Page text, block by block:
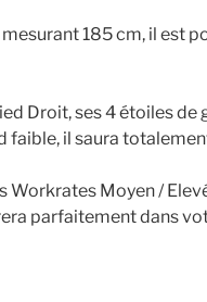
mesurant 185 cm, il est
Droit, ses 4 étoiles de
faible, il saura
Workrates Moyen /
parfaitement dans